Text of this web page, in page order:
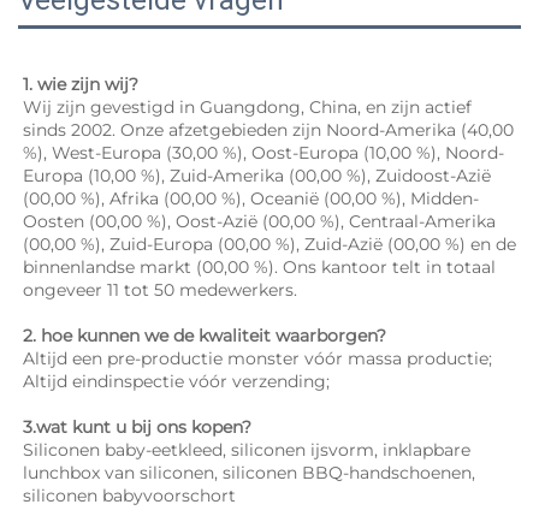
1. wie zijn wij?
Wij zijn gevestigd in Guangdong, China, en zijn actief
sinds 2002. Onze afzetgebieden zijn Noord-Amerika (40,00
%), West-Europa (30,00 %), Oost-Europa (10,00 %), Noord-
Europa (10,00 %), Zuid-Amerika (00,00 %), Zuidoost-Azië
(00,00 %), Afrika (00,00 %), Oceanië (00,00 %), Midden-
Oosten (00,00 %), Oost-Azië (00,00 %), Centraal-Amerika
(00,00 %), Zuid-Europa (00,00 %), Zuid-Azië (00,00 %) en de
binnenlandse markt (00,00 %). Ons kantoor telt in totaal
ongeveer 11 tot 50 medewerkers.
2. hoe kunnen we de kwaliteit waarborgen?
Altijd een pre-productie monster vóór massa productie;
Altijd eindinspectie vóór verzending;
3.wat kunt u bij ons kopen?
Siliconen baby-eetkleed, siliconen ijsvorm, inklapbare
lunchbox van siliconen, siliconen BBQ-handschoenen,
siliconen babyvoorschort